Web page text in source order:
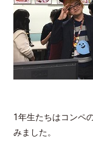
1年生たちはコンペ
みました。